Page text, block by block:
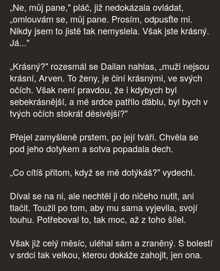
„Ne, můj pane," pláč, již nedokázala ovládat,
„omlouvám se, můj pane. Prosím, odpusťte mi.
Nikdy jsem to jistě tak nemyslela. Však jste krásný.
Já..."
„Krásný?" rozesmál se Dailan nahlas, „muži nejsou
krásní, Arven. To ženy, je činí krásnými, ve svých
očích. Však není pravdou, že i kdybych byl
sebekrásnější, a mé srdce patřilo ďáblu, byl bych v
tvých očích stokrát děsivější?"
Přejel zamyšleně prstem, po její tváři. Chvěla se
pod jeho dotykem a sotva popadala dech.
„Co cítíš přitom, když se mě dotýkáš?" vydechl.
Díval se na ni, ale nechtěl ji do ničeho nutit, ani
tlačit. Toužil po tom, aby mu sama vyjevila, svojí
touhu. Potřeboval to, tak moc, až z toho šílel.
Však již celý měsíc, uléhal sám a zraněný. S bolestí
v srdci tak velkou, kterou dokáže zahojit, jen ona.